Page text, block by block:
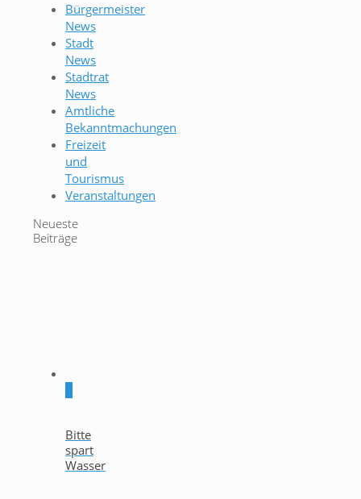
Bürgermeister
News
Stadt
News
Stadtrat
News
Amtliche
Bekanntmachungen
Freizeit
und
Tourismus
Veranstaltungen
Neueste
Beiträge
Bitte
spart
Wasser